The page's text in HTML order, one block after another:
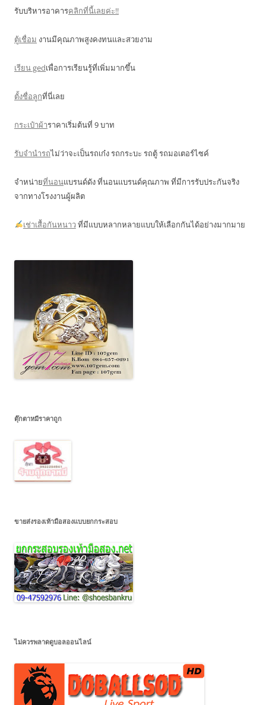
รับบริหารอาคารคลิกที่นี้เลยค่ะ!!
ตู้เชื่อม งานมีคุณภาพสูงคงทนและสวยงาม
เรียน gedเพื่อการเรียนรู้ที่เพิ่มมากขึ้น
ตั้งชื่อลูกที่นี่เลย
กระเป๋าผ้าราคาเริ่มต้นที่ 9 บาท
รับจำนำรถไม่ว่าจะเป็นรถเก๋ง รถกระบะ รถตู้ รถมอเตอร์ไซค์
จำหน่ายที่นอนแบรนด์ดัง ที่นอนแบรนด์คุณภาพ ที่มีการรับประกันจริง
จากทางโรงงานผู้ผลิต
เช่าเสื้อกันหนาวที่มีแบบหลากหลายแบบให้เลือกกันได้อย่างมากมาย
ตุ๊กตาหมีราคาถูก
ขายส่งรองเท้ามือสองแบบยกกระสอบ
ไม่ควรพลาดดูบอลออนไลน์